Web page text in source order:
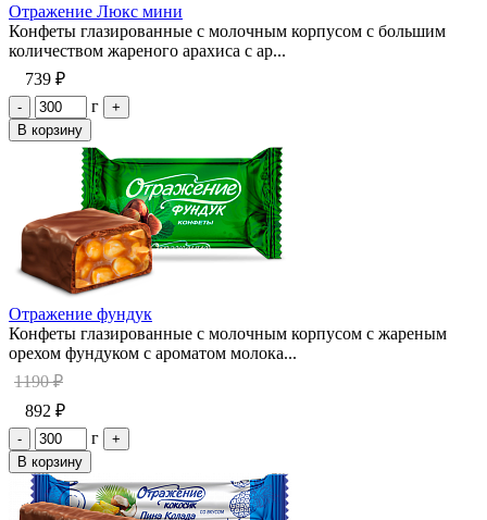
Отражение Люкс мини
Конфеты глазированные с молочным корпусом с большим
количеством жареного арахиса с ар...
739 ₽
- г
+
В корзину
Отражение фундук
Конфеты глазированные с молочным корпусом с жареным
орехом фундуком с ароматом молока...
1190 ₽
892 ₽
- г
+
В корзину